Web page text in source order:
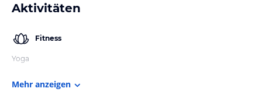
Aktivitäten
Fitness
Yoga
Mehr anzeigen